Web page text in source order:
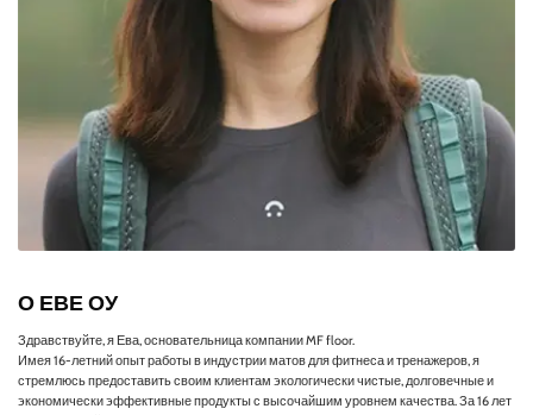
О ЕВЕ ОУ
Здравствуйте, я Ева, основательница компании MF floor.
Имея 16-летний опыт работы в индустрии матов для фитнеса и тренажеров, я
стремлюсь предоставить своим клиентам экологически чистые, долговечные и
экономически эффективные продукты с высочайшим уровнем качества. За 16 лет